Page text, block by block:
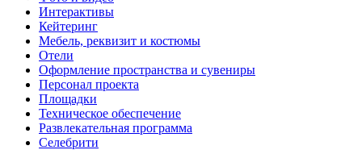
Интерактивы
Кейтеринг
Мебель, реквизит и костюмы
Отели
Оформление пространства и сувениры
Персонал проекта
Площадки
Техническое обеспечение
Развлекательная программа
Селебрити